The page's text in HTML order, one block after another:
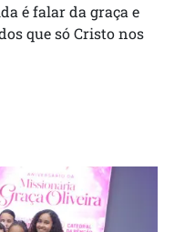
é falar da graça e
que só Cristo nos